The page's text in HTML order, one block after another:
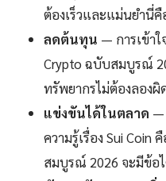
ต้องเร็วและแม่นยำนี่
ลดต้นทุน — การเข้า
Crypto ฉบับสมบูรณ์
ทรัพยากรไม่ต้องลอง
แข่งขันได้ในตลาด —
ความรู้เรื่อง Sui
สมบูรณ์ 2026 จะมีข้อ